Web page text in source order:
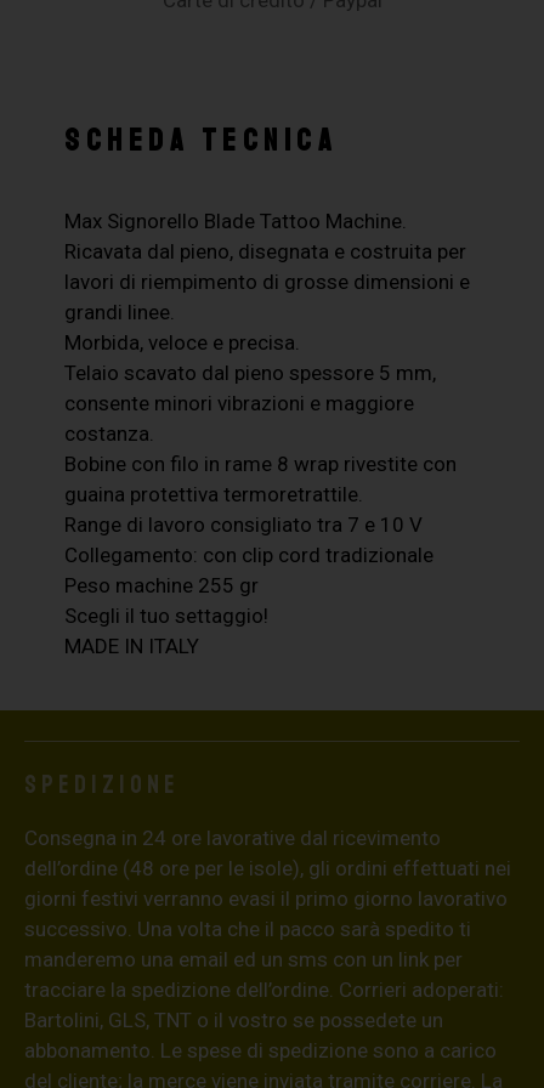
SCHEDA TECNICA
Max Signorello Blade Tattoo Machine.
Ricavata dal pieno, disegnata e costruita per
lavori di riempimento di grosse dimensioni e
grandi linee.
Morbida, veloce e precisa.
Telaio scavato dal pieno spessore 5 mm,
consente minori vibrazioni e maggiore
costanza.
Bobine con filo in rame 8 wrap rivestite con
guaina protettiva termoretrattile.
Range di lavoro consigliato tra 7 e 10 V
Collegamento: con clip cord tradizionale
Peso machine 255 gr
Scegli il tuo settaggio!
MADE IN ITALY
Spedizione
Consegna in 24 ore lavorative dal ricevimento
dell’ordine (48 ore per le isole), gli ordini effettuati nei
giorni festivi verranno evasi il primo giorno lavorativo
successivo. Una volta che il pacco sarà spedito ti
manderemo una email ed un sms con un link per
tracciare la spedizione dell’ordine. Corrieri adoperati:
Bartolini, GLS, TNT o il vostro se possedete un
abbonamento. Le spese di spedizione sono a carico
del cliente; la merce viene inviata tramite corriere. La